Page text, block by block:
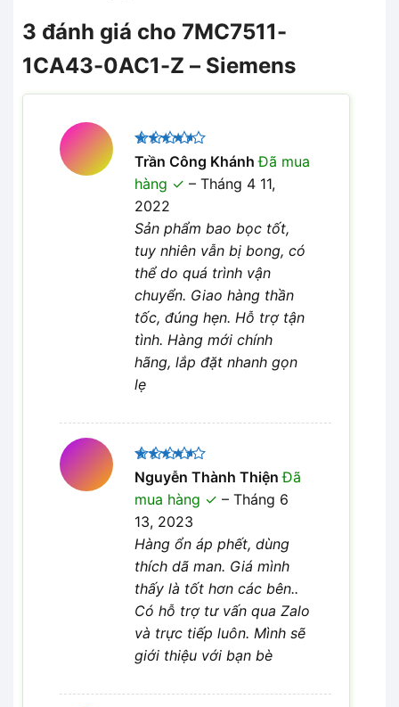
3 đánh giá cho 7MC7511-
1CA43-0AC1-Z – Siemens
Được
xếp hạng
45 sao
Trần Công KhánhĐã mua
hàng
– Tháng 4 11,
2022
Sản phẩm bao bọc tốt,
tuy nhiên vẫn bị bong, có
thể do quá trình vận
chuyển. Giao hàng thần
tốc, đúng hẹn. Hỗ trợ tận
tình. Hàng mới chính
hãng, lắp đặt nhanh gọn
lẹ
Được
xếp hạng
45 sao
Nguyễn Thành ThiệnĐã
mua hàng
– Tháng 6
13, 2023
Hàng ổn áp phết, dùng
thích dã man. Giá mình
thấy là tốt hơn các bên..
Có hỗ trợ tư vấn qua Zalo
và trực tiếp luôn. Mình sẽ
giới thiệu với bạn bè